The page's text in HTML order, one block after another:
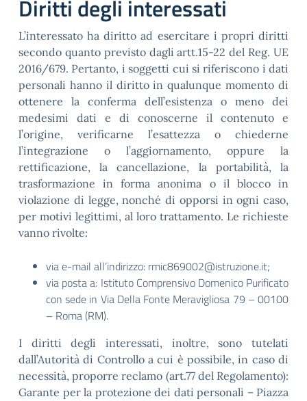
Diritti degli interessati
L’interessato ha diritto ad esercitare i propri diritti
secondo quanto previsto dagli artt.15-22 del Reg. UE
2016/679. Pertanto, i soggetti cui si riferiscono i dati
personali hanno il diritto in qualunque momento di
ottenere la conferma dell’esistenza o meno dei
medesimi dati e di conoscerne il contenuto e
l’origine, verificarne l’esattezza o chiederne
l’integrazione o l’aggiornamento, oppure la
rettificazione, la cancellazione, la portabilità, la
trasformazione in forma anonima o il blocco in
violazione di legge, nonché di opporsi in ogni caso,
per motivi legittimi, al loro trattamento. Le richieste
vanno rivolte:
via e-mail all’indirizzo: rmic869002@istruzione.it;
via posta a: Istituto Comprensivo Domenico Purificato
con sede in Via Della Fonte Meravigliosa 79 – 00100
– Roma (RM).
I diritti degli interessati, inoltre, sono tutelati
dall’Autorità di Controllo a cui è possibile, in caso di
necessità, proporre reclamo (art.77 del Regolamento):
Garante per la protezione dei dati personali – Piazza